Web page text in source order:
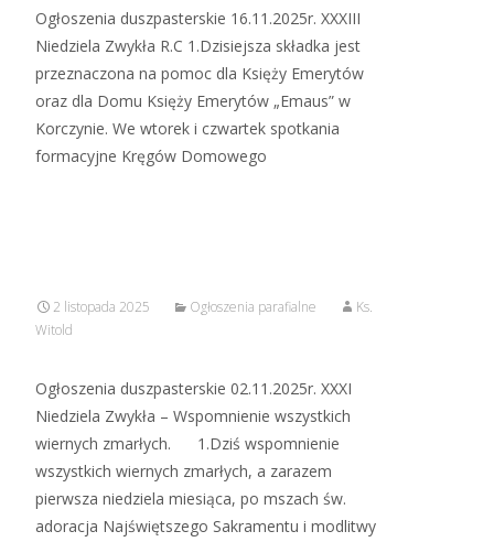
Ogłoszenia duszpasterskie 16.11.2025r. XXXIII
Niedziela Zwykła R.C 1.Dzisiejsza składka jest
przeznaczona na pomoc dla Księży Emerytów
oraz dla Domu Księży Emerytów „Emaus” w
Korczynie. We wtorek i czwartek spotkania
formacyjne Kręgów Domowego
2 listopada 2025 Ogłoszenia parafialne
Ks.
Witold
Ogłoszenia duszpasterskie 02.11.2025r. XXXI
Niedziela Zwykła – Wspomnienie wszystkich
wiernych zmarłych. 1.Dziś wspomnienie
wszystkich wiernych zmarłych, a zarazem
pierwsza niedziela miesiąca, po mszach św.
adoracja Najświętszego Sakramentu i modlitwy